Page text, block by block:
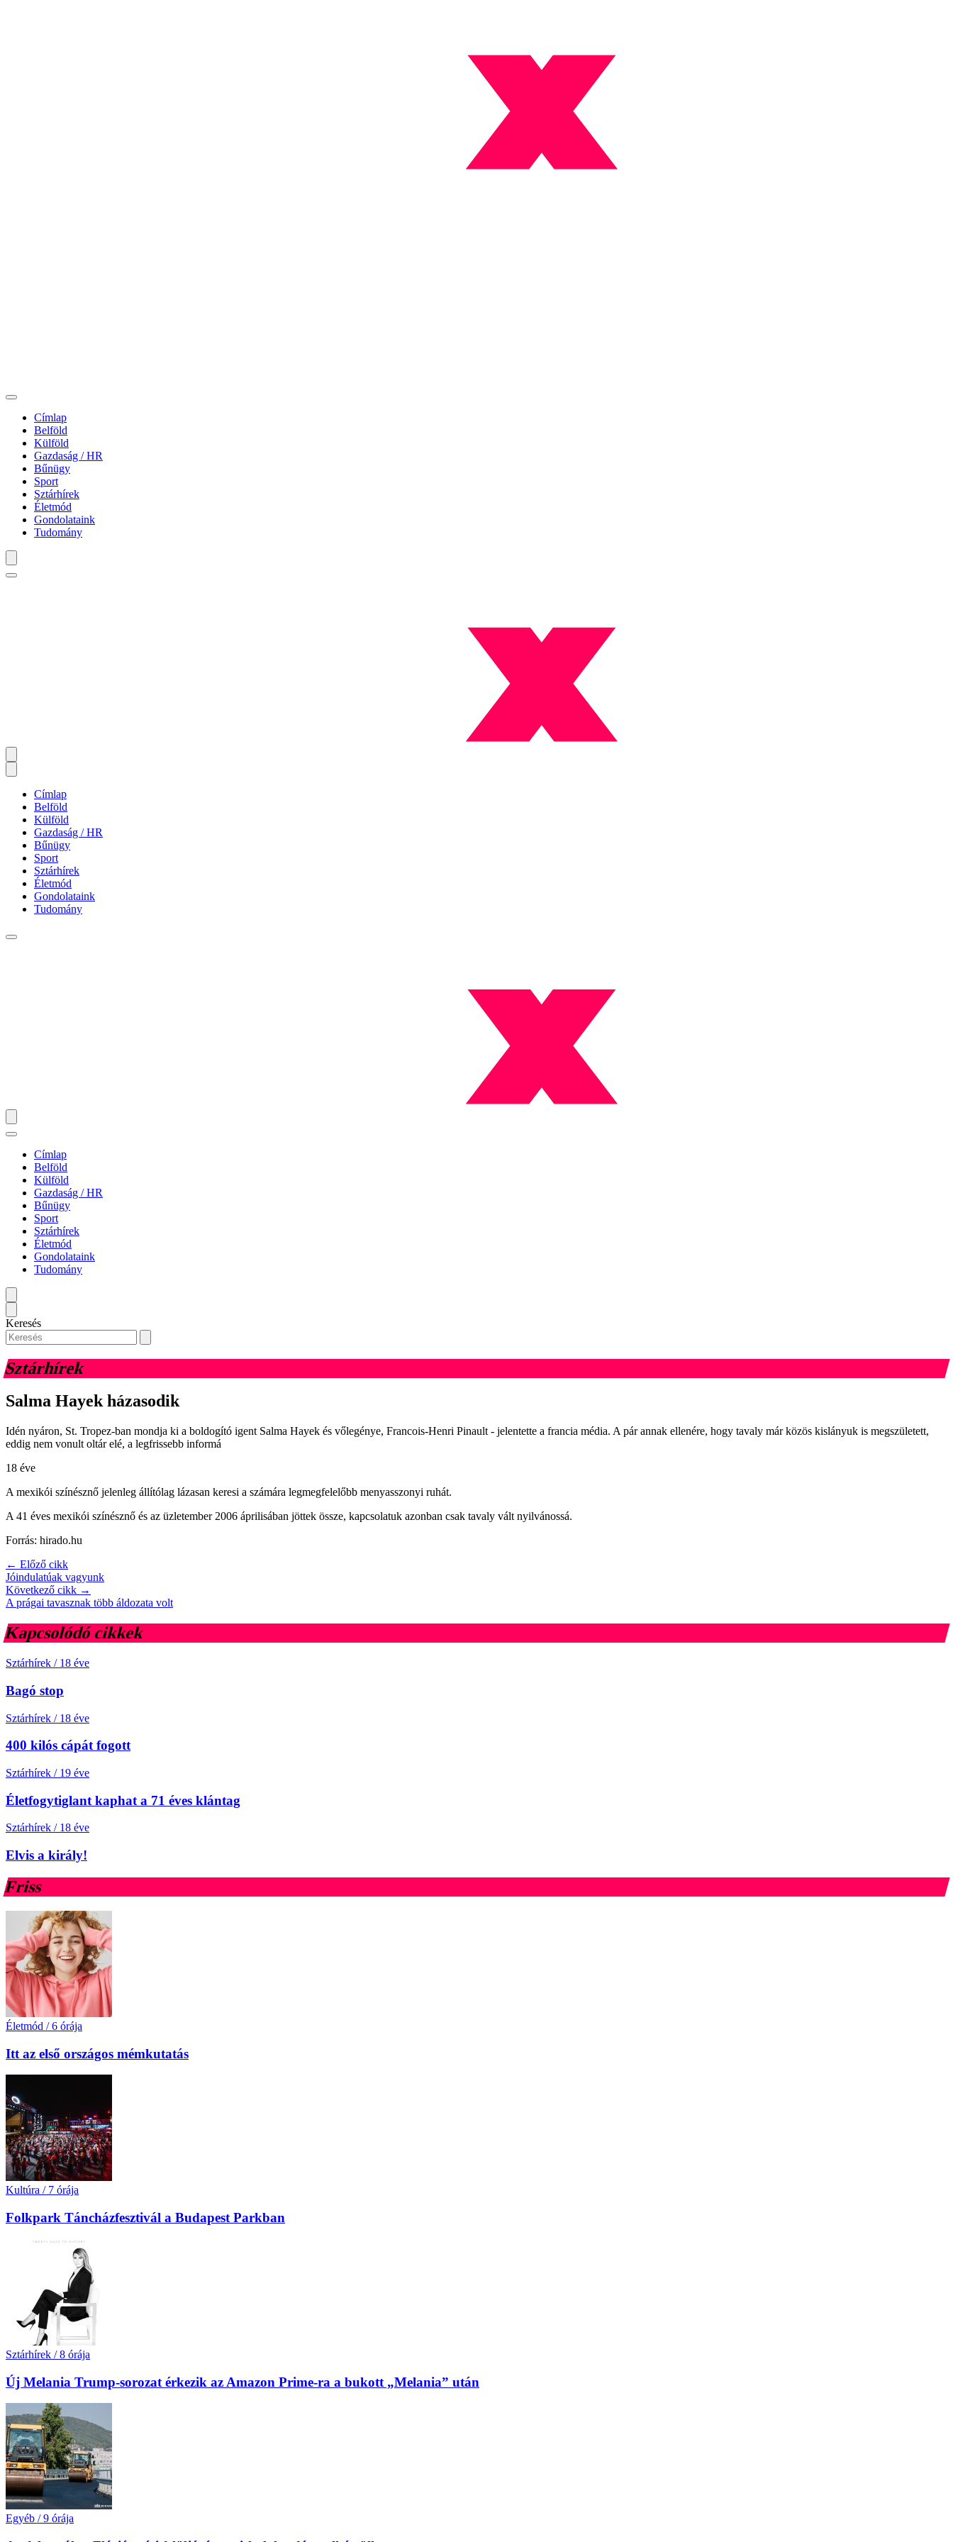
Címlap
Belföld
Külföld
Gazdaság / HR
Bűnügy
Sport
Sztárhírek
Életmód
Gondolataink
Tudomány
Címlap
Belföld
Külföld
Gazdaság / HR
Bűnügy
Sport
Sztárhírek
Életmód
Gondolataink
Tudomány
Címlap
Belföld
Külföld
Gazdaság / HR
Bűnügy
Sport
Sztárhírek
Életmód
Gondolataink
Tudomány
Keresés
Sztárhírek
Salma Hayek házasodik
Idén nyáron, St. Tropez-ban mondja ki a boldogító igent Salma Hayek és vőlegénye, Francois-Henri Pinault - jelentette a francia média. A pár annak ellenére, hogy tavaly már közös kislányuk is megszületett,
eddig nem vonult oltár elé, a legfrissebb informá
18 éve
A mexikói színésznő jelenleg állítólag lázasan keresi a számára legmegfelelőbb menyasszonyi ruhát.
A 41 éves mexikói színésznő és az üzletember 2006 áprilisában jöttek össze, kapcsolatuk azonban csak tavaly vált nyilvánossá.
Forrás: hirado.hu
← Előző cikk
Jóindulatúak vagyunk
Következő cikk →
A prágai tavasznak több áldozata volt
Kapcsolódó cikkek
Sztárhírek / 18 éve
Bagó stop
Sztárhírek / 18 éve
400 kilós cápát fogott
Sztárhírek / 19 éve
Életfogytiglant kaphat a 71 éves klántag
Sztárhírek / 18 éve
Elvis a király!
Friss
Életmód / 6 órája
Itt az első országos mémkutatás
Kultúra / 7 órája
Folkpark Táncházfesztivál a Budapest Parkban
Sztárhírek / 8 órája
Új Melania Trump-sorozat érkezik az Amazon Prime-ra a bukott „Melania” után
Egyéb / 9 órája